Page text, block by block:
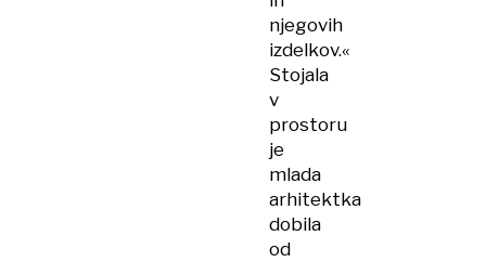
njegovih
izdelkov.«
Stojala
v
prostoru
je
mlada
arhitektka
dobila
od